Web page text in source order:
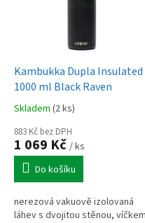
Kambukka Dupla Insulated
1000 ml Black Raven
Skladem (2 ks)
883 Kč bez DPH
1 069 Kč / ks
Do košíku
nerezová vakuově izolovaná
láhev s dvojitou stěnou, víčkem